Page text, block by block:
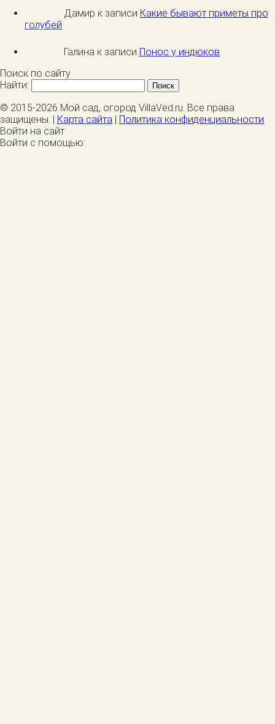
Дамир к записи Какие бывают приметы про
голубей
Галина к записи Понос у индюков
Поиск по сайту
Найти:
© 2015-2026 Мой сад, огород VillaVed.ru. Все права
защищены. | Карта сайта | Политика конфиденциальности
Войти на сайт
Войти с помощью: